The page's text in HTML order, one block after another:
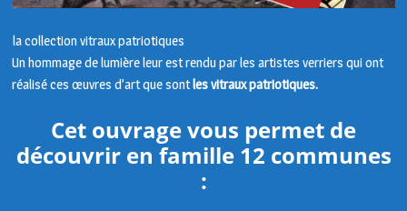
la collection vitraux patriotiques
Un hommage de lumière leur est rendu par les artistes verriers qui ont
réalisé ces œuvres d’art que sontles vitraux patriotiques.
Cet ouvrage vous permet de
découvrir en famille 12 communes
: